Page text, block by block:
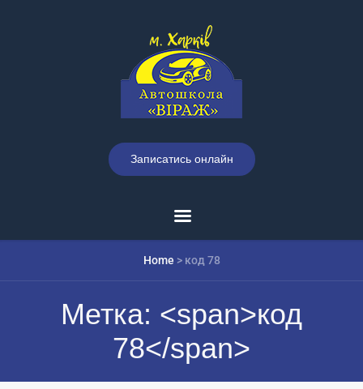
Записатись онлайн
Home > код 78
Метка: <span>код
78</span>